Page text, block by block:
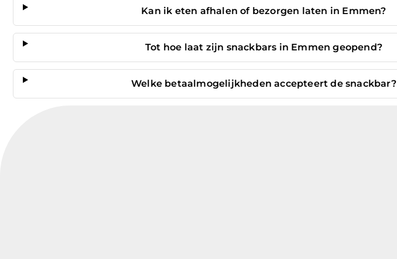
Kan ik eten afhalen of bezorgen laten in Emmen?
Tot hoe laat zijn snackbars in Emmen geopend?
Welke betaalmogelijkheden accepteert de snackbar?